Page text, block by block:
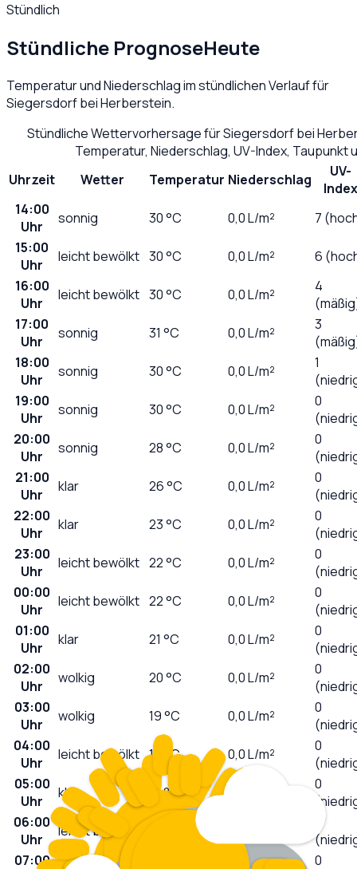
Stündlich
Stündliche PrognoseHeute
Temperatur und Niederschlag im stündlichen Verlauf für
Siegersdorf bei Herberstein.
Stündliche Wettervorhersage fürSiegersdorf bei
Temperatur, Niederschlag, UV-Index, Taupunkt
Uhrzeit
Wetter Temperatur Niederschlag
UV-
Index
14:00
Uhr
sonnig 30°C 0,0L/m²
7
15:00
Uhr
leicht bewölkt 30°C 0,0L/m²
6
16:00
Uhr
leicht bewölkt 30°C 0,0L/m²
4
17:00
Uhr
sonnig 31 °C 0,0L/m²
3
18:00
Uhr
sonnig 30°C 0,0L/m²
1
19:00
Uhr
sonnig 30°C 0,0L/m²
0
20:00
Uhr
sonnig 28°C 0,0L/m²
0
21:00
Uhr
klar 26°C 0,0L/m²
0
22:00
Uhr
klar 23°C 0,0L/m²
0
23:00
Uhr
leicht bewölkt 22°C 0,0L/m²
0
00:00
Uhr
leicht bewölkt 22°C 0,0L/m²
0
01:00
Uhr
klar 21 °C 0,0L/m²
0
02:00
Uhr
wolkig 20°C 0,0L/m²
0
03:00
Uhr
wolkig 19°C 0,0L/m²
0
04:00
Uhr
leicht bewölkt 19 °C 0,0L/m²
0
05:00
Uhr
klar 18°C
0
06:00
Uhr
leicht bewölkt
07:00
0